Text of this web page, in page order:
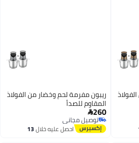
ريبون مفرمة لحم وخضار من الفولاذ
المقاوم للصدأ
260
توصيل مجاني
توصيل مجانياحصل عليه خلال13
اغسطس